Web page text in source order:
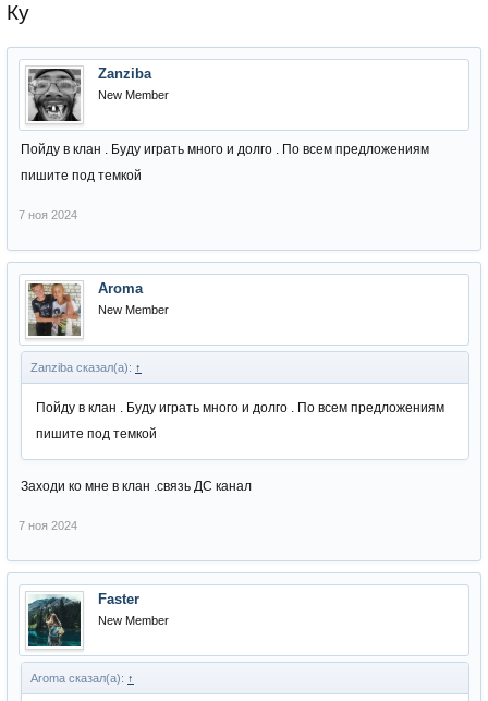
Ку
Zanziba
New Member
Пойду в клан . Буду играть много и долго . По всем предложениям
пишите под темкой
7 ноя 2024
Aroma
New Member
Zanziba сказал(а): ↑
Пойду в клан . Буду играть много и долго . По всем предложениям
пишите под темкой
Заходи ко мне в клан .связь ДС канал
7 ноя 2024
Faster
New Member
Aroma сказал(а): ↑